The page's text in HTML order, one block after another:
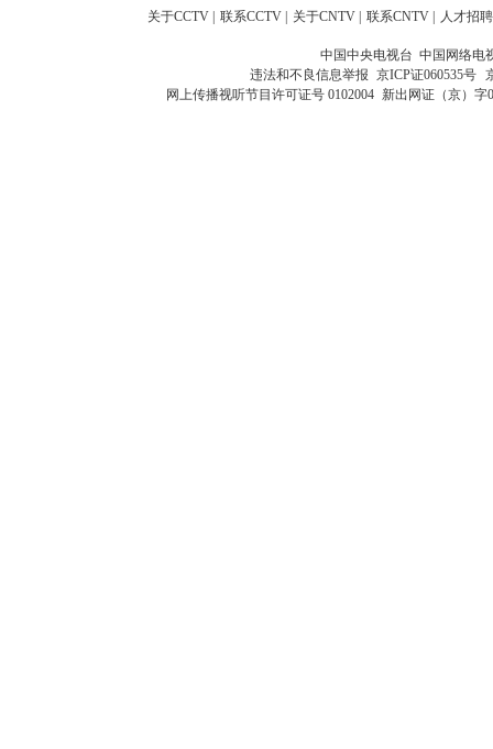
关于CCTV | 联系CCTV | 关于CNTV | 联系CNTV | 人才招聘
中国中央电视台 中国网络电
违法和不良信息举报 京ICP证060535号
网上传播视听节目许可证号 0102004 新出网证（京）